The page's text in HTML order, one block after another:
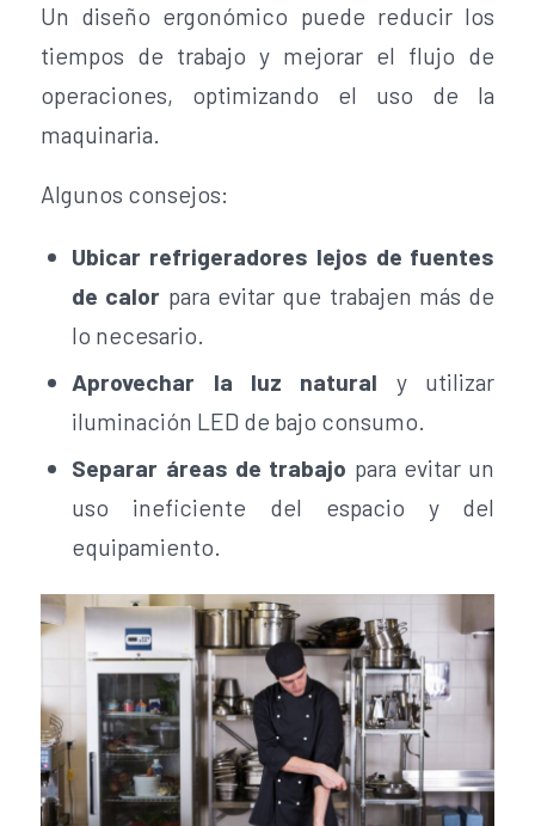
Un diseño ergonómico puede reducir los
tiempos de trabajo y mejorar el flujo de
operaciones, optimizando el uso de la
maquinaria.
Algunos consejos:
Ubicar refrigeradores lejos de fuentes
de calor para evitar que trabajen más de
lo necesario.
Aprovechar la luz natural y utilizar
iluminación LED de bajo consumo.
Separar áreas de trabajo para evitar un
uso ineficiente del espacio y del
equipamiento.